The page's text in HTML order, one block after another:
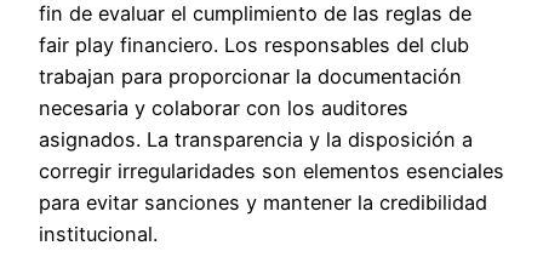
fin de evaluar el cumplimiento de las reglas de
fair play financiero. Los responsables del club
trabajan para proporcionar la documentación
necesaria y colaborar con los auditores
asignados. La transparencia y la disposición a
corregir irregularidades son elementos esenciales
para evitar sanciones y mantener la credibilidad
institucional.